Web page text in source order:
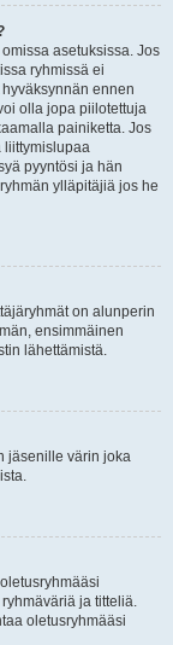
asetuksissa. Jos
ryhmissä ei
ennen
olla jopa piilotettuja
painiketta. Jos
liittymislupaa
pyyntösi ja hän
ylläpitäjiä jos he
on alunperin
ensimmäinen
lähettämistä.
jäsenille värin joka
ja titteliä.
oletusryhmääsi